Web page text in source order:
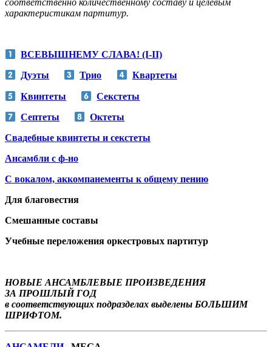
характеристикам партитур.
ВСЕВЫШНЕМУ СЛАВА! (I-II)
Дуэты Трио Квартеты
Квинтеты Секстеты
Септеты
Октеты
Свадебные квинтеты и секстеты
Ансамбли с ф-но
С вокалом, аккомпанементы к общему пению
Для благовестия
Смешанные составы
Учебные переложения оркестровых партитур
НОВЫЕ АНСАМБЛЕВЫЕ ПРОИЗВЕДЕНИЯ
ЗА ПРОШЛЫЙ ГОД
в соответствующих подразделах выделены БОЛЬШИМ
ШРИФТОМ.